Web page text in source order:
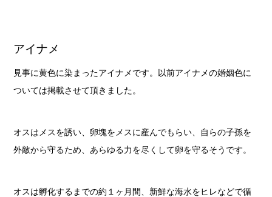
アイナメ
見事に黄色に染まったアイナメです。以前アイナメの婚姻色に
ついては掲載させて頂きました。
オスはメスを誘い、卵塊をメスに産んでもらい、自らの子孫を
外敵から守るため、あらゆる力を尽くして卵を守るそうです。
オスは孵化するまでの約１ヶ月間、新鮮な海水をヒレなどで循